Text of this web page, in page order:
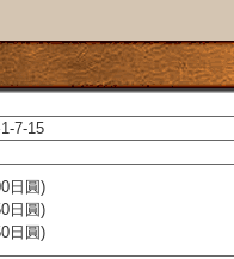
7-15
日圓)
日圓)
日圓)